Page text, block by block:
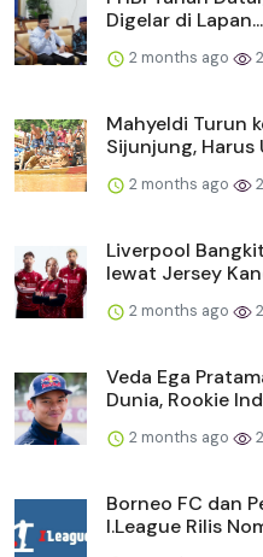
Digelar di Lapan...
2 months ago
Mahyeldi Turun
Sijunjung, Harus
2 months ago
Liverpool
lewat Jersey
2 months ago
Veda Ega
Dunia, Rookie
2 months ago
Borneo FC dan
I.League Rilis